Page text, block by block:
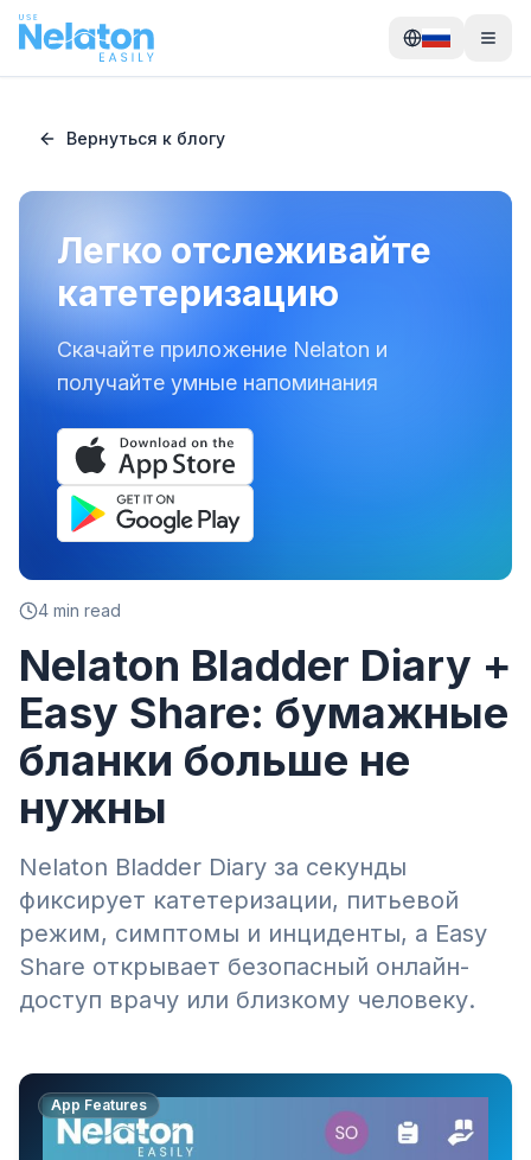
Вернуться к блогу
Легко отслеживайте
катетеризацию
Скачайте приложение Nelaton и
получайте умные напоминания
4 min read
Nelaton Bladder Diary +
Easy Share: бумажные
бланки больше не
нужны
Nelaton Bladder Diary за секунды
фиксирует катетеризации, питьевой
режим, симптомы и инциденты, а Easy
Share открывает безопасный онлайн-
доступ врачу или близкому человеку.
App Features